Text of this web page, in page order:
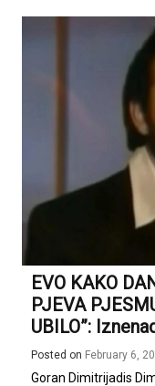
EVO KAKO
PJEVA
UBILO”:
Posted on February 6,
Goran Dimitrijadis